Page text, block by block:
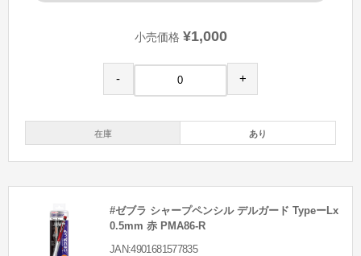
小売価格 ¥1,000
- +
在庫 あり
#ゼブラ シャープペンシル デルガード TypeーLx
0.5mm 赤 PMA86-R
JAN:4901681577835